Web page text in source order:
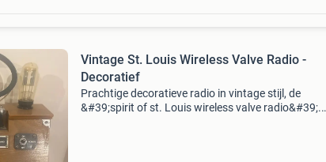
Vintage St. Louis Wireless Valve Radio -
Decoratief
Prachtige decoratieve radio in vintage stijl, de
&#39;spirit of st. Louis wireless valve radio&#39;.